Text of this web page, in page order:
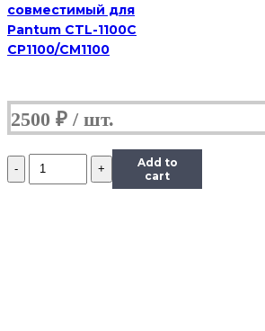
совместимый для
Pantum CTL-1100C
CP1100/CM1100
2500 ₽
Количество
Тонер
Add to
cart